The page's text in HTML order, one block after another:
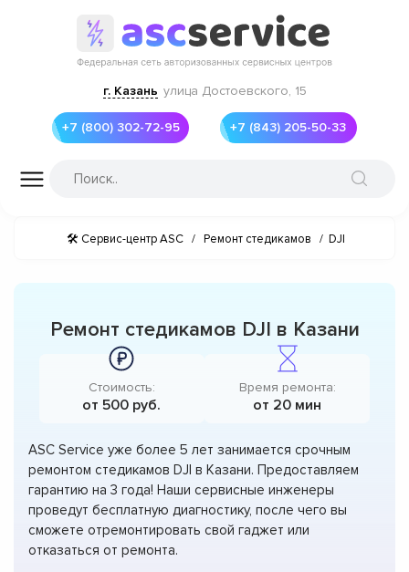
г. Казань улица Достоевского, 15
+7 (800) 302-72-95 +7 (843) 205-50-33
🛠 Сервис-центр ASC / Ремонт стедикамов / DJI
Ремонт стедикамов DJI в Казани
Стоимость:
от 500 руб.
Время ремонта:
от 20 мин
ASC Service уже более 5 лет занимается срочным
ремонтом стедикамов DJI в Казани. Предоставляем
гарантию на 3 года! Наши сервисные инженеры
проведут бесплатную диагностику, после чего вы
сможете отремонтировать свой гаджет или
отказаться от ремонта.